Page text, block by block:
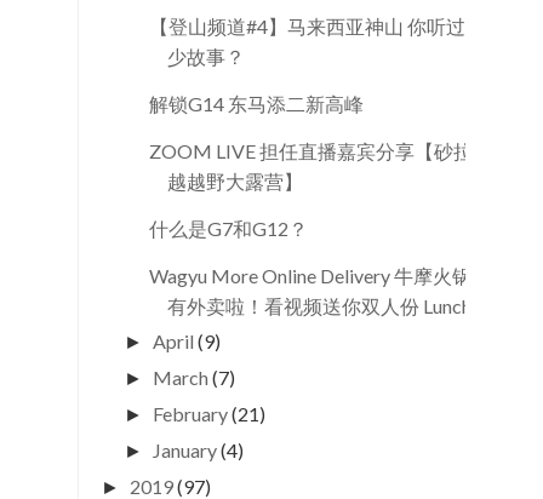
【登山频道#4】马来西亚神山 你听过多
少故事？
解锁G14 东马添二新高峰
ZOOM LIVE 担任直播嘉宾分享【砂拉
越越野大露营】
什么是G7和G12？
Wagyu More Online Delivery 牛摩火锅
有外卖啦！看视频送你双人份 Lunch...
►April(9)
► March(7)
► February(21)
► January(4)
► 2019(97)